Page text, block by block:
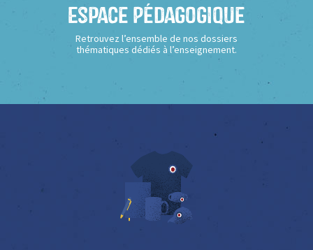
Espace Pédagogique
Retrouvez l’ensemble de nos dossiers
thématiques dédiés à l’enseignement.